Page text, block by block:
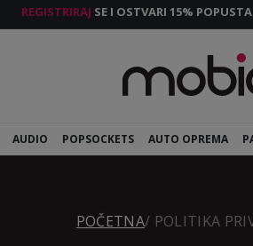
REGISTRIRAJ SE I OSTVARI 15%
AUDIO POPSOCKETS AUTO OPREMA
POČETNA/ POLITIKA